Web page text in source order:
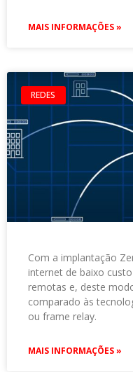
MAIS INFORMAÇÕES »
REDES
Com a implantação
internet de baixo
remotas e, deste
comparado às
ou frame relay.
MAIS INFORMAÇÕES »